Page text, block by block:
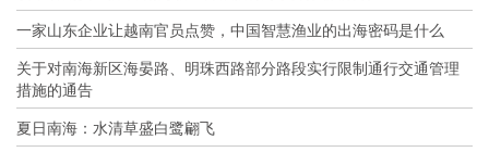
一家山东企业让越南官员点赞，中国智慧渔业的出海密码是什么
关于对南海新区海晏路、明珠西路部分路段实行限制通行交通管理
措施的通告
夏日南海：水清草盛白鹭翩飞